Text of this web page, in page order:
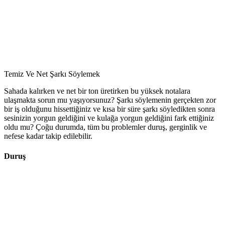
Temiz Ve Net Şarkı Söylemek
Sahada kalırken ve net bir ton üretirken bu yüksek notalara
ulaşmakta sorun mu yaşıyorsunuz? Şarkı söylemenin gerçekten zor
bir iş olduğunu hissettiğiniz ve kısa bir süre şarkı söyledikten sonra
sesinizin yorgun geldiğini ve kulağa yorgun geldiğini fark ettiğiniz
oldu mu? Çoğu durumda, tüm bu problemler duruş, gerginlik ve
nefese kadar takip edilebilir.
Duruş